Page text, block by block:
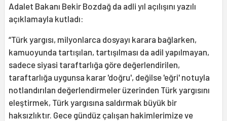
Adalet Bakanı Bekir Bozdağ da adli yıl açılışını yazılı
açıklamayla kutladı:
“Türk yargısı, milyonlarca dosyayı karara bağlarken,
kamuoyunda tartışılan, tartışılması da adil yapılmayan,
sadece siyasi taraftarlığa göre değerlendirilen,
taraftarlığa uygunsa karar 'doğru', değilse 'eğri' notuyla
notlandırılan değerlendirmeler üzerinden Türk yargısını
eleştirmek, Türk yargısına saldırmak büyük bir
haksızlıktır. Gece gündüz çalışan hakimlerimize ve